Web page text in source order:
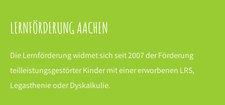
LERNFÖRDERUNG AACHEN
Die Lernförderung widmet sich seit 2007 der Förderung
teilleistungsgestörter Kinder mit einer erworbenen LRS,
Legasthenie oder Dyskalkulie.